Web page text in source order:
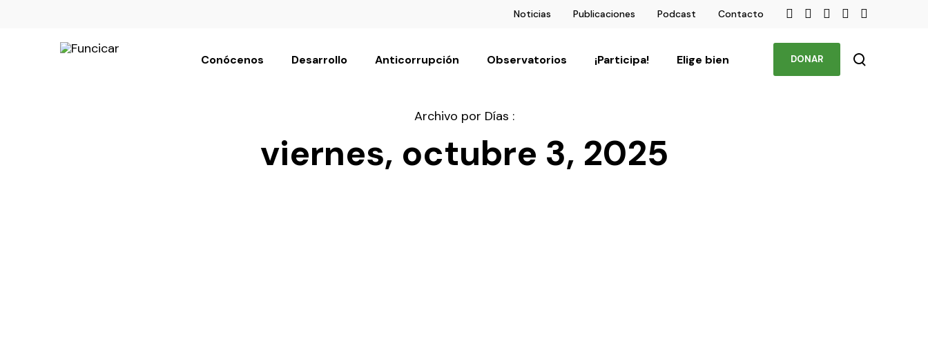
Noticias Publicaciones Podcast Contacto
Conócenos Desarrollo Anticorrupción Observatorios ¡Participa! Elige bien DONAR
Archivo por Días :
viernes, octubre 3, 2025